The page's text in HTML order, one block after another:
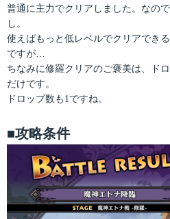
普通に主力でクリアしました。なの
し。
使えばもっと低レベルでクリアでき
ですが…
ちなみに修羅クリアのご褒美は、ド
だけです。
ドロップ数も1ですね。
■攻略条件